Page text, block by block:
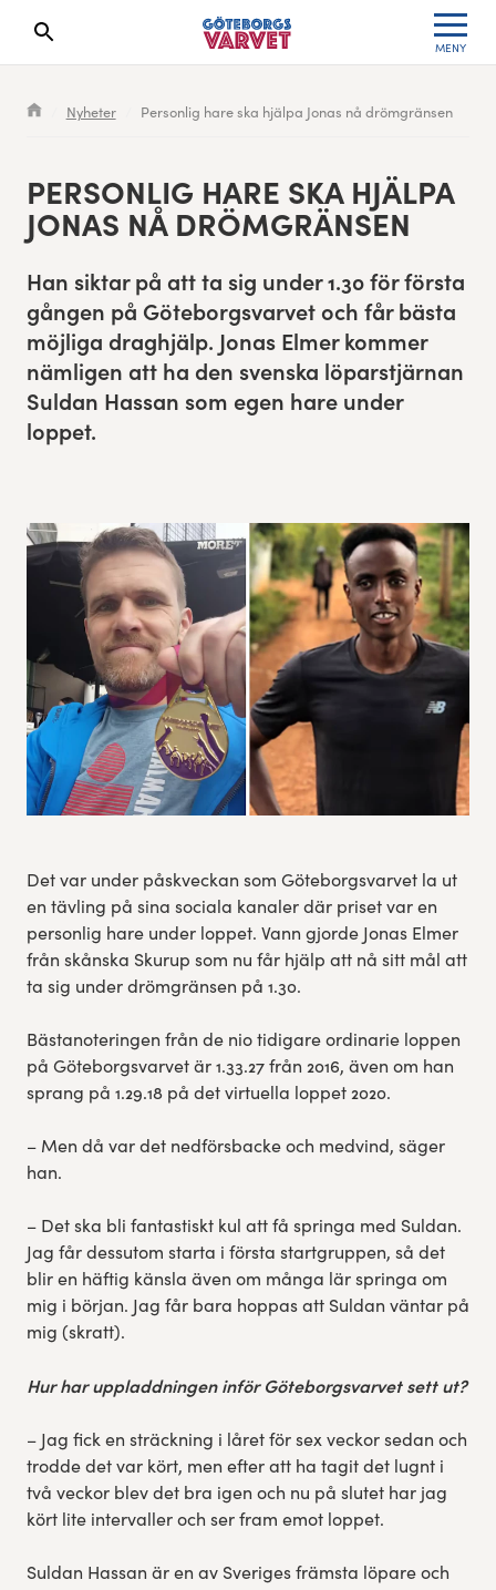
MENY
Sökresultaten dyker upp här
Nyheter Personlig hare ska hjälpa Jonas nå drömgränsen
PER­SON­LIG HARE SKA HJÄL­PA
JONAS NÅ DRÖMGRÄNSEN
Han sik­tar på att ta sig under1.30för förs­ta
gån­gen på Göte­borgsvarvet och får bäs­ta
möjli­ga draghjälp. Jonas Elmer kom­mer
näm­li­gen att ha den sven­s­ka löparstjär­nan
Sul­dan Has­san som egen hare under
loppet.
Det var under påskveckan som Göteborgsvarvet la ut
en tävling på sina sociala kanaler där priset var en
personlig hare under loppet. Vann gjorde Jonas Elmer
från skånska Skurup som nu får hjälp att nå sitt mål att
ta sig under drömgränsen på 1.30.
Bästanoteringen från de nio tidigare ordinarie loppen
på Göteborgsvarvet är 1.33.27 från 2016, även om han
sprang på 1.29.18 på det virtuella loppet 2020.
– Men då var det nedförsbacke och medvind, säger
han.
– Det ska bli fantastiskt kul att få springa med Suldan.
Jag får dessutom starta i första startgruppen, så det
blir en häftig känsla även om många lär springa om
mig i början. Jag får bara hoppas att Suldan väntar på
mig (skratt).
Hur har uppladdningen inför Göteborgsvarvet sett ut?
– Jag fick en sträckning i låret för sex veckor sedan och
trodde det var kört, men efter att ha tagit det lugnt i
två veckor blev det bra igen och nu på slutet har jag
kört lite intervaller och ser fram emot loppet.
Suldan Hassan är en av Sveriges främsta löpare och
Seedningsregler
Göteborgsvarvet Expo
Löparinspiration och träning
Spring för välgörenhet
Res, bo, upplev
Hållbarhet
Göteborgsvarvets historia
Funktionär/Volontär
Cityvarvet
Lilla Varvet
Varvetmilen
Leverantörer
Partnerportal
Anmälan